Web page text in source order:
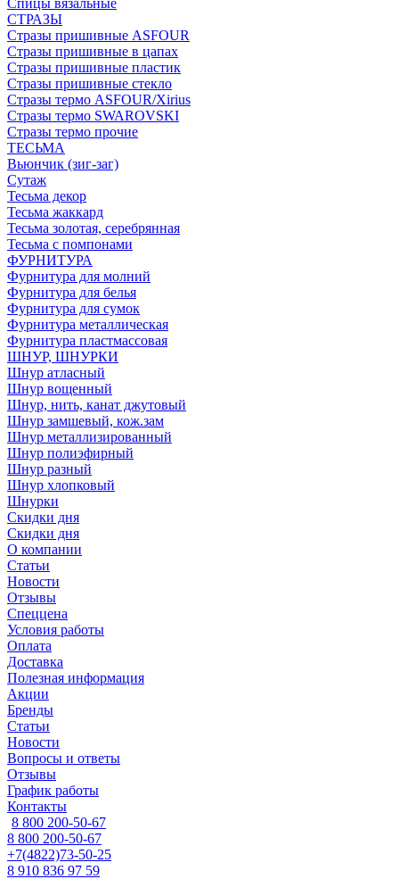
Спицы вязальные
СТРАЗЫ
Стразы пришивные ASFOUR
Стразы пришивные в цапах
Стразы пришивные пластик
Стразы пришивные стекло
Стразы термо ASFOUR/Xirius
Стразы термо SWAROVSKI
Стразы термо прочие
ТЕСЬМА
Вьюнчик (зиг-заг)
Сутаж
Тесьма декор
Тесьма жаккард
Тесьма золотая, серебрянная
Тесьма с помпонами
ФУРНИТУРА
Фурнитура для молний
Фурнитура для белья
Фурнитура для сумок
Фурнитура металлическая
Фурнитура пластмассовая
ШНУР, ШНУРКИ
Шнур атласный
Шнур вощенный
Шнур, нить, канат джутовый
Шнур замшевый, кож.зам
Шнур металлизированный
Шнур полиэфирный
Шнур разный
Шнур хлопковый
Шнурки
Скидки дня
Скидки дня
О компании
Статьи
Новости
Отзывы
Спеццена
Условия работы
Оплата
Доставка
Полезная информация
Акции
Бренды
Статьи
Новости
Вопросы и ответы
Отзывы
График работы
Контакты
8 800 200-50-67
8 800 200-50-67
+7(4822)73-50-25
8 910 836 97 59